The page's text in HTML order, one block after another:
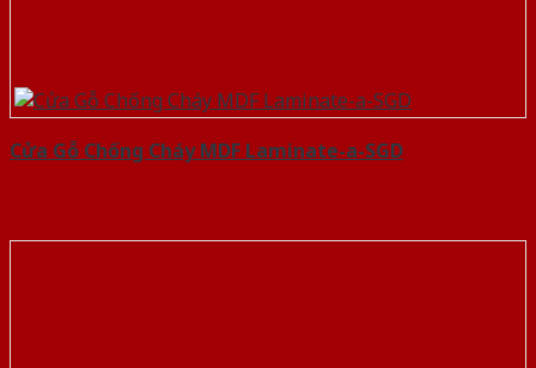
Cửa Gỗ Chống Cháy MDF Laminate-a-SGD